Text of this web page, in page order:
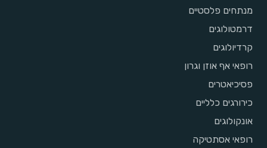
מנתחים פלסטיים
דרמטולוגים
קרדיולוגים
רופאי אף אוזן וגרון
פסיכיאטרים
כירורגים כלליים
אונקולוגים
רופאי אסתטיקה